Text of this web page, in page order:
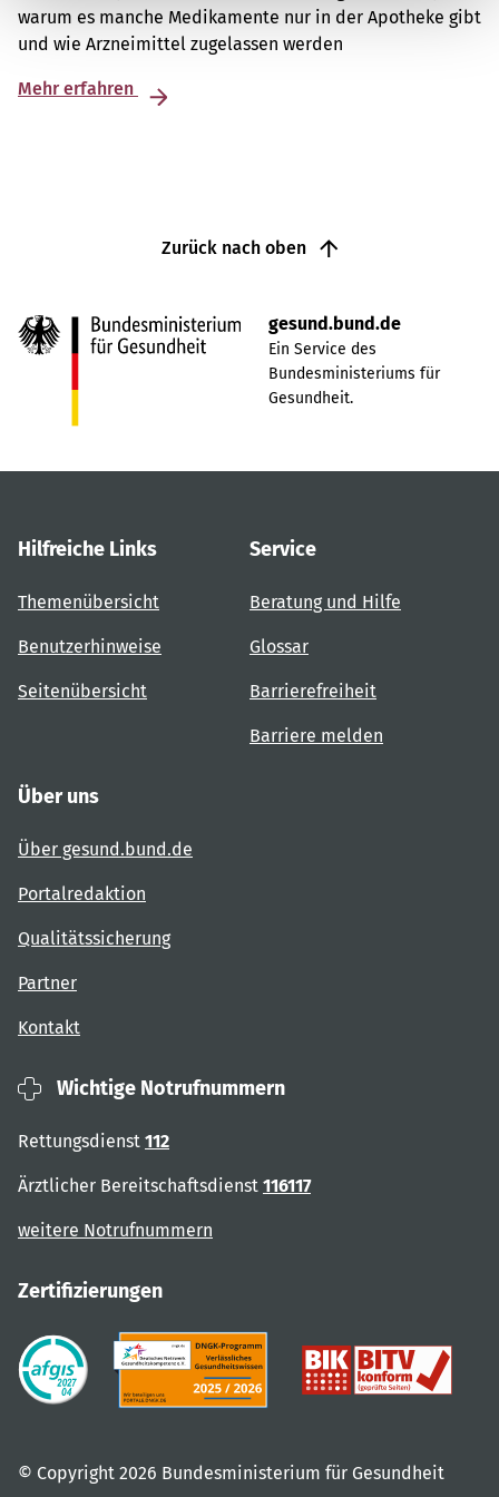
warum es manche Medikamente nur in der Apotheke gibt
und wie Arzneimittel zugelassen werden
Mehr erfahren
Zurück nach oben
gesund.bund.de
Ein Service des
Bundesministeriums für
Gesundheit.
Hilfreiche Links
Themenübersicht
Benutzerhinweise
Seitenübersicht
Service
Beratung und Hilfe
Glossar
Barrierefreiheit
Barriere melden
Über uns
Über gesund.bund.de
Portalredaktion
Qualitätssicherung
Partner
Kontakt
Wichtige Notrufnummern
Rettungsdienst 112
Ärztlicher Bereitschaftsdienst 116117
weitere Notrufnummern
Zertifizierungen
© Copyright 2026 Bundesministerium für Gesundheit